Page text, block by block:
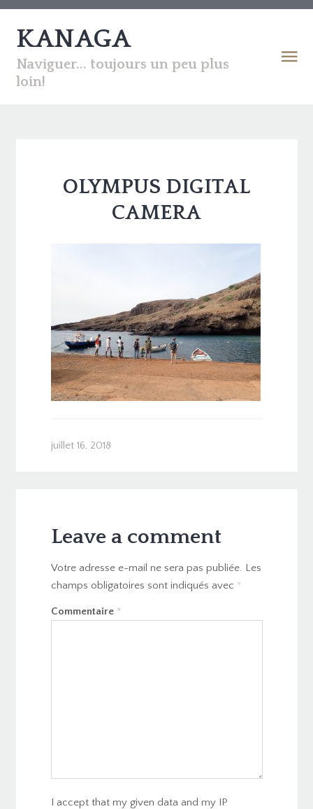
KANAGA
Naviguer... toujours un peu plus
loin!
OLYMPUS DIGITAL
CAMERA
juillet 16, 2018
Leave a comment
Votre adresse e-mail ne sera pas publiée. Les
champs obligatoires sont indiqués avec *
Commentaire *
I accept that my given data and my IP